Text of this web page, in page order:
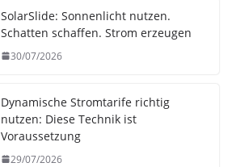
SolarSlide: Sonnenlicht nutzen.
Schatten schaffen. Strom erzeugen
30/07/2026
Dynamische Stromtarife richtig
nutzen: Diese Technik ist
Voraussetzung
29/07/2026